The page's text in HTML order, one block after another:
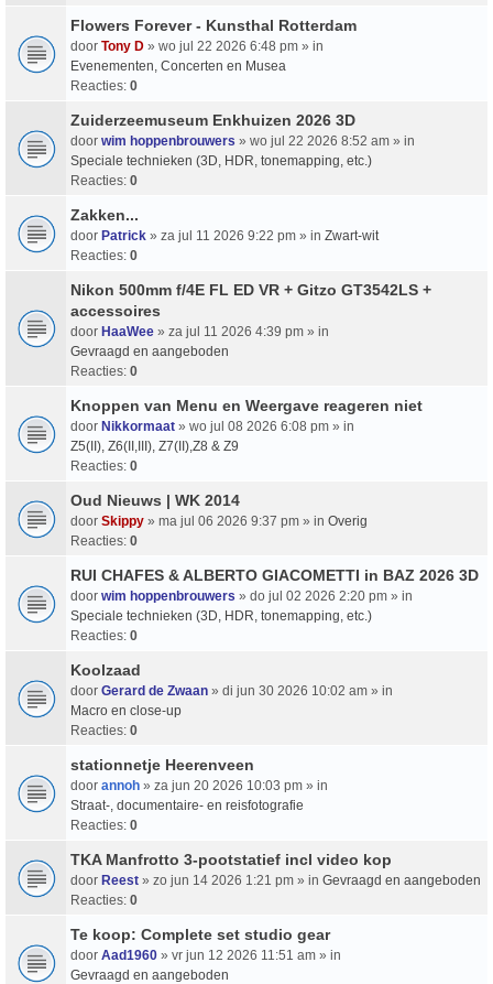
Flowers Forever - Kunsthal Rotterdam
door Tony D » wo jul 22 2026 6:48 pm » in
Evenementen, Concerten en Musea
Reacties: 0
Zuiderzeemuseum Enkhuizen 2026 3D
door wim hoppenbrouwers » wo jul 22 2026 8:52 am » in
Speciale technieken (3D, HDR, tonemapping, etc.)
Reacties: 0
Zakken...
door Patrick » za jul 11 2026 9:22 pm » in Zwart-wit
Reacties: 0
Nikon 500mm f/4E FL ED VR + Gitzo GT3542LS +
accessoires
door HaaWee » za jul 11 2026 4:39 pm » in
Gevraagd en aangeboden
Reacties: 0
Knoppen van Menu en Weergave reageren niet
door Nikkormaat » wo jul 08 2026 6:08 pm » in
Z5(II), Z6(II,III), Z7(II),Z8 & Z9
Reacties: 0
Oud Nieuws | WK 2014
door Skippy » ma jul 06 2026 9:37 pm » in Overig
Reacties: 0
RUI CHAFES & ALBERTO GIACOMETTI in BAZ 2026 3D
door wim hoppenbrouwers » do jul 02 2026 2:20 pm » in
Speciale technieken (3D, HDR, tonemapping, etc.)
Reacties: 0
Koolzaad
door Gerard de Zwaan » di jun 30 2026 10:02 am » in
Macro en close-up
Reacties: 0
stationnetje Heerenveen
door annoh » za jun 20 2026 10:03 pm » in
Straat-, documentaire- en reisfotografie
Reacties: 0
TKA Manfrotto 3-pootstatief incl video kop
door Reest » zo jun 14 2026 1:21 pm » in Gevraagd en aangeboden
Reacties: 0
Te koop: Complete set studio gear
door Aad1960 » vr jun 12 2026 11:51 am » in
Gevraagd en aangeboden